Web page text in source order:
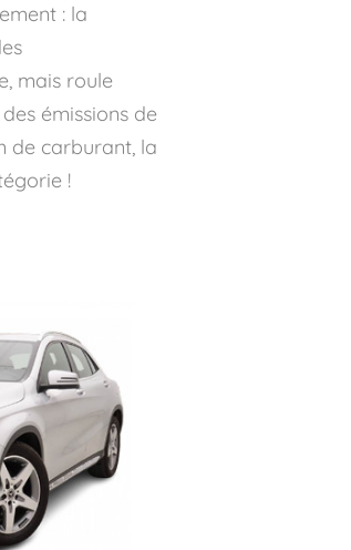
: la
mais roule
émissions de
de carburant, la
!